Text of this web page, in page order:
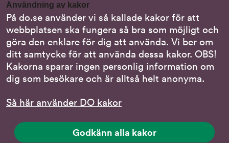
Användning av kakor
På do.se använder vi så kallade kakor för att
webbplatsen ska fungera så bra som möjligt och
göra den enklare för dig att använda. Vi ber om
ditt samtycke för att använda dessa kakor. OBS!
Kakorna sparar ingen personlig information om
dig som besökare och är alltså helt anonyma.
Så här använder DO kakor
Godkänn alla kakor
Nationella minoritetsspråk
Om DO:s webbplats
Behandling av personuppgifter
Följ oss
DO på LinkedIn
på
LinkedIn,
DO på Instagram
(DO